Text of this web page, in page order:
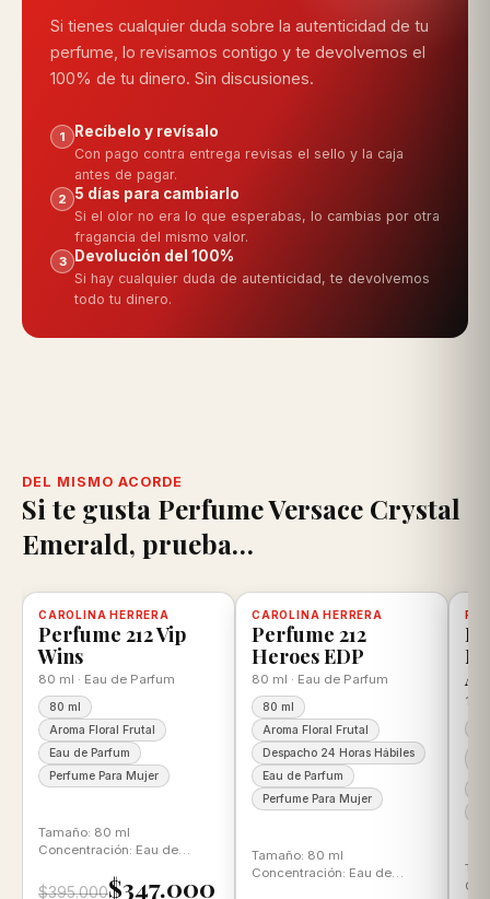
Si tienes cualquier duda sobre la autenticidad de tu
perfume, lo revisamos contigo y te devolvemos el
100% de tu dinero. Sin discusiones.
1 Recíbelo y revísalo
Con pago contra entrega revisas el sello y la caja
antes de pagar.
2 5 días para cambiarlo
Si el olor no era lo que esperabas, lo cambias por otra
fragancia del mismo valor.
3 Devolución del 100%
Si hay cualquier duda de autenticidad, te devolvemos
todo tu dinero.
DEL MISMO ACORDE
Si te gusta Perfume Versace Crystal
Emerald, prueba…
Disponible, con descuentoDisponible, con descuento
-12% 100% ORIGINAL
CAROLINA HERRERA
Perfume 212 Vip
Wins
80 ml · Eau de Parfum
80 ml
Aroma Floral Frutal
Eau de Parfum
Perfume Para Mujer
Tamaño: 80 ml
Concentración: Eau de
$395.000$347.000
-11% 100% ORIGINAL
CAROLINA HERRERA
Perfume 212
Heroes EDP
80 ml · Eau de Parfum
80 ml
Aroma Floral Frutal
Despacho 24 Horas Hábiles
Eau de Parfum
Perfume Para Mujer
Tamaño: 80 ml
Concentración: Eau de